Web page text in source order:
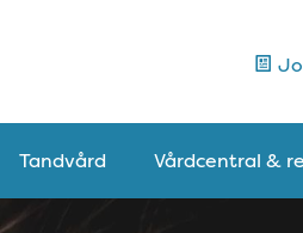
Tandvård Vårdcentral &